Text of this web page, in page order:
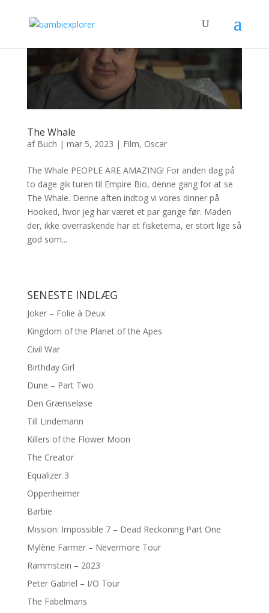
The Whale
af Buch | mar 5, 2023 | Film, Oscar
The Whale PEOPLE ARE AMAZING! For anden dag på
to dage gik turen til Empire Bio, denne gang for at se
The Whale. Denne aften indtog vi vores dinner på
Hooked, hvor jeg har været et par gange før. Maden
der, ikke overraskende har et fisketema, er stort lige så
god som...
SENESTE INDLÆG
Joker – Folie à Deux
Kingdom of the Planet of the Apes
Civil War
Birthday Girl
Dune – Part Two
Den Grænseløse
Till Lindemann
Killers of the Flower Moon
The Creator
Equalizer 3
Oppenheimer
Barbie
Mission: Impossible 7 – Dead Reckoning Part One
Mylène Farmer – Nevermore Tour
Rammstein – 2023
Peter Gabriel – I/O Tour
The Fabelmans